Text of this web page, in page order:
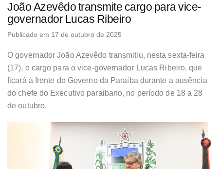
João Azevêdo transmite cargo para vice-
governador Lucas Ribeiro
Publicado em 17 de outubro de 2025
O governador João Azevêdo transmitiu, nesta sexta-feira
(17), o cargo para o vice-governador Lucas Ribeiro, que
ficará à frente do Governo da Paraíba durante a ausência
do chefe do Executivo paraibano, no período de 18 a 28
de outubro.